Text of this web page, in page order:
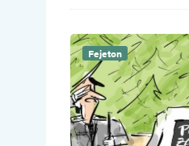
Fejeton